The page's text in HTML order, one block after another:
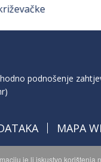
podnošenje
)
MAPA
je li iskustvo